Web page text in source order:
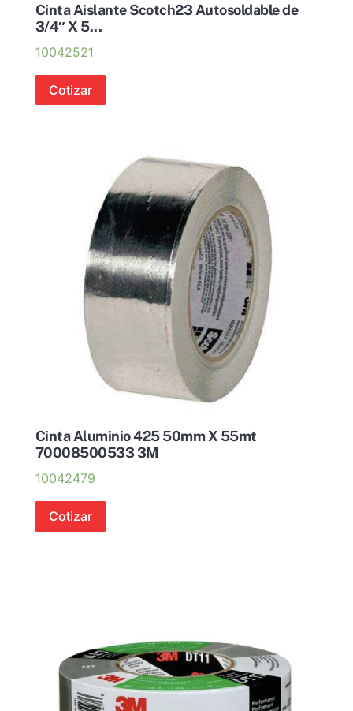
Cinta Aislante Scotch23 Autosoldable de
3/4″ X 5...
10042521
Cotizar
Cinta Aluminio 425 50mm X 55mt
70008500533 3M
10042479
Cotizar